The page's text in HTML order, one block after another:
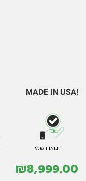
!MADE IN USA
יבואן רשמי
₪8,999.00